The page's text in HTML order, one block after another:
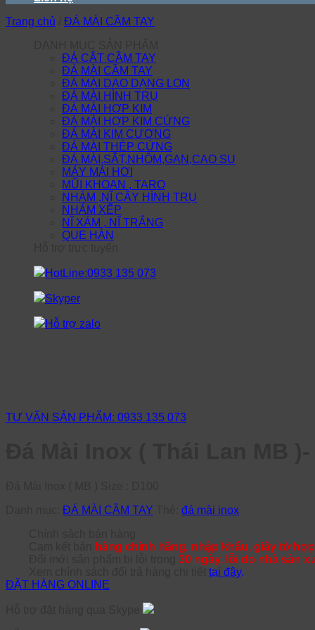
Trang chủ
ĐÁ MÀI CẦM TAY
ĐÁ CẮT CẦM TAY
ĐÁ MÀI CẦM TAY
ĐÁ MÀI DAO DẠNG LON
ĐÁ MÀI HÌNH TRỤ
ĐÁ MÀI HỢP KIM
ĐÁ MÀI HỢP KIM CỨNG
ĐÁ MÀI KIM CƯƠNG
ĐÁ MÀI THÉP CỨNG
ĐÁ MÀI,SẮT,NHÔM,GAN,CAO SU
MÁY MÀI HƠI
MŨI KHOAN , TARO
NHÁM ,NĨ CÂY HÌNH TRỤ
NHÁM XẾP
NĨ XÁM , NĨ TRẮNG
QUE HÀN
HotLine:0933 135 073
Skyper
Hỗ trợ zalo
TƯ VẤN SẢN PHẨM: 0933 135 073
ĐÁ MÀI CẦM TAY
đá mài inox
hàng chính hãng, nhập khẩu, giấy tờ
30 ngày, lỗi do nhà sản
tại đây.
ĐẶT HÀNG ONLINE